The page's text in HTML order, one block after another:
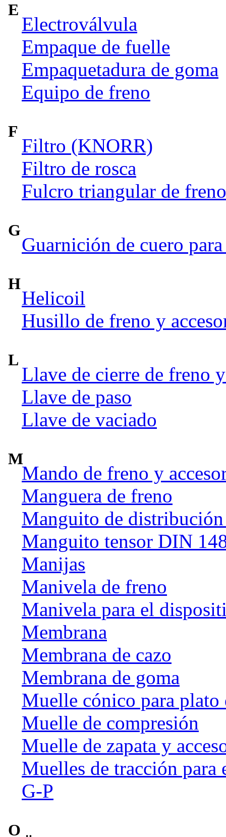
E
Electroválvula
Empaque de fuelle
Empaquetadura de goma
Equipo de freno
F
Filtro (KNORR)
Filtro de rosca
Fulcro triangular de freno
G
Guarnición de cuero
H
Helicoil
Husillo de freno y
L
Llave de cierre de freno
Llave de paso
Llave de vaciado
M
Mando de freno y
Manguera de freno
Manguito de
Manguito tensor DIN
Manijas
Manivela de freno
Manivela para el
Membrana
Membrana de cazo
Membrana de goma
Muelle cónico para plato
Muelle de compresión
Muelle de zapata y
Muelles de tracción
G-P
O